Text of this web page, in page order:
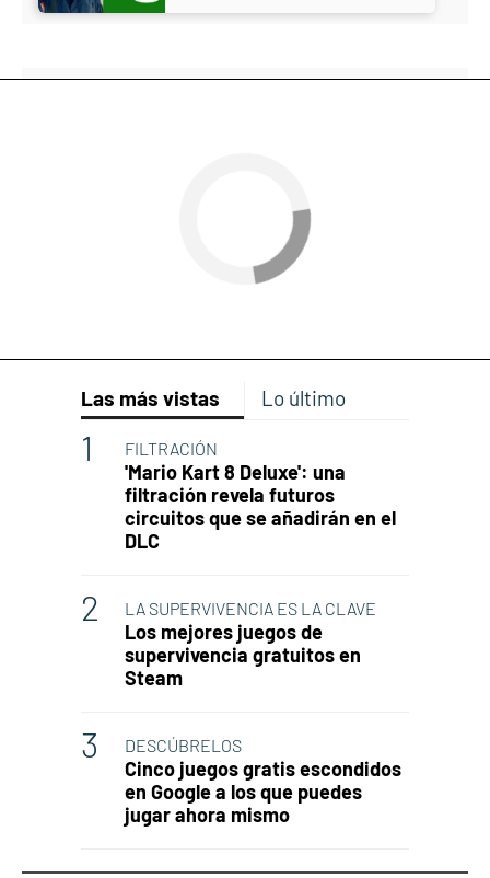
Las más vistas Lo último
FILTRACIÓN
'Mario Kart 8 Deluxe': una
filtración revela futuros
circuitos que se añadirán en el
DLC
LA SUPERVIVENCIA ES LA CLAVE
Los mejores juegos de
supervivencia gratuitos en
Steam
DESCÚBRELOS
Cinco juegos gratis escondidos
en Google a los que puedes
jugar ahora mismo